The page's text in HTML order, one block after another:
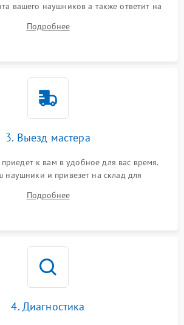
вашего наушников а также ответит на
Подробнее
3. Выезд мастера
к вам в удобное для вас время.
наушники и привезет на склад для
Подробнее
4. Диагностика